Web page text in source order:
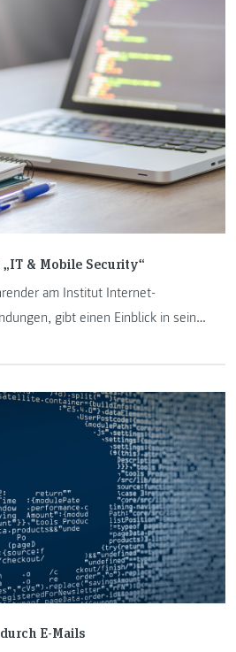
Softwareentwicklung.
& Mobile Security“
am Institut Internet-
gibt einen Einblick in seine
wird nennt sich „Advanced System
E-Mails